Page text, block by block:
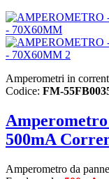
Amperometri in
Codice: FM-
500mA
Amperometro da